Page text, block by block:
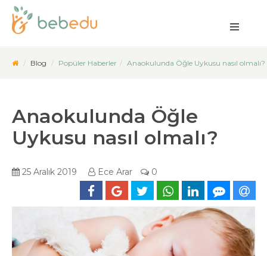
Blog Popüler Haberler Anaokulunda Öğle Uykusu nasıl olmalı?
Anaokulunda Öğle
Uykusu nasıl olmalı?
25 Aralık 2019 Ece Arar 0